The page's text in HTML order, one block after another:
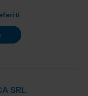
SRL